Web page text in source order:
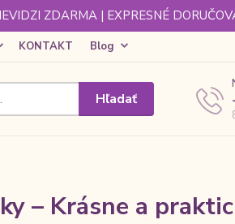
ZDARMA | EXPRESNÉ
KONTAKT Blog
Hľadať
– Krásne a